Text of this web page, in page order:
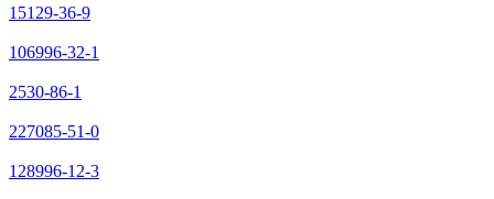
15129-36-9
106996-32-1
2530-86-1
227085-51-0
128996-12-3